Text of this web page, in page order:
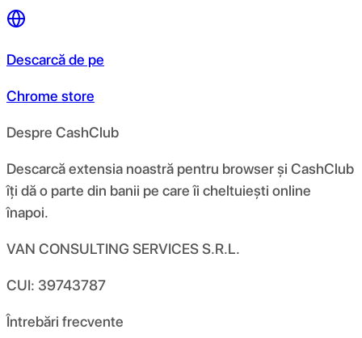
Descarcă de pe
Chrome store
Despre CashClub
Descarcă extensia noastră pentru browser și CashClub
îți dă o parte din banii pe care îi cheltuiești online
înapoi.
VAN CONSULTING SERVICES S.R.L.
CUI: 39743787
Întrebări frecvente